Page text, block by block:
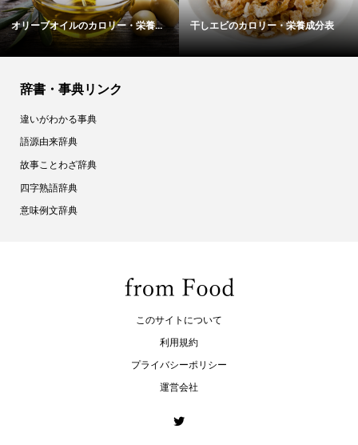
オリーブオイルのカロリー・栄養... 干しエビのカロリー・栄養成分表
辞書・事典リンク
違いがわかる事典
語源由来辞典
故事ことわざ辞典
四字熟語辞典
意味例文辞典
このサイトについて
利用規約
プライバシーポリシー
運営会社